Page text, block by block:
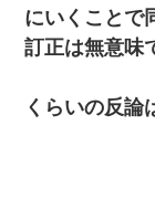
童貞俺、宅飲みし
せない
にいくことで
訂正は無意味
くらいの反論